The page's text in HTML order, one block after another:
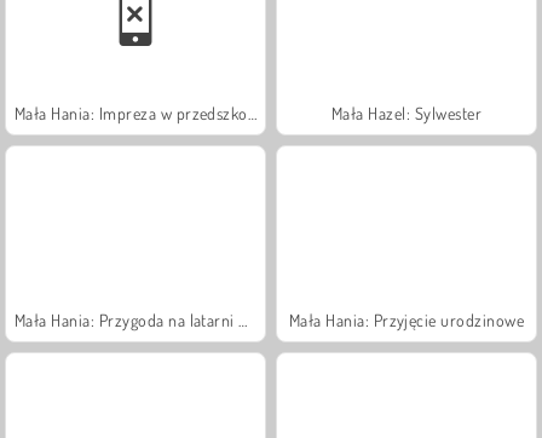
Mała Hazel: Sylwester
Mała Hania: Przyjęcie urodzinowe